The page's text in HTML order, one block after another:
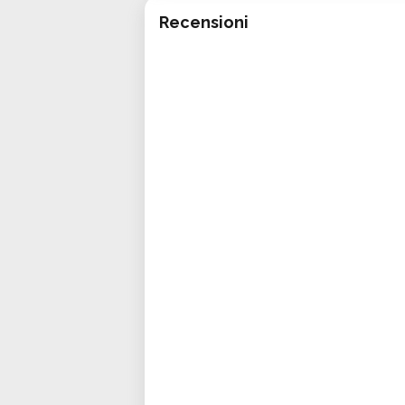
Recensioni